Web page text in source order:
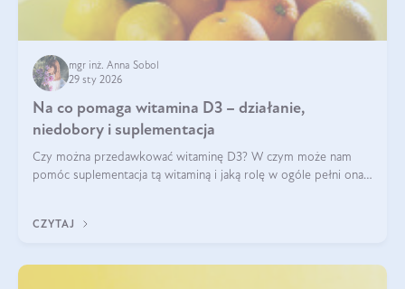
mgr inż. Anna Sobol
29 sty 2026
Na co pomaga witamina D3 – działanie,
niedobory i suplementacja
Czy można przedawkować witaminę D3? W czym może nam
pomóc suplementacja tą witaminą i jaką rolę w ogóle pełni ona
robić?
CZYTAJ